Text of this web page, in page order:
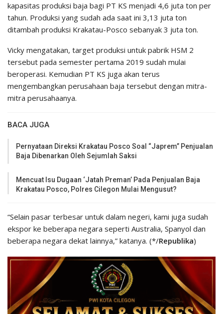
kapasitas produksi baja bagi PT KS menjadi 4,6 juta ton per
tahun. Produksi yang sudah ada saat ini 3,13 juta ton
ditambah produksi Krakatau-Posco sebanyak 3 juta ton.
Vicky mengatakan, target produksi untuk pabrik HSM 2
tersebut pada semester pertama 2019 sudah mulai
beroperasi. Kemudian PT KS juga akan terus
mengembangkan perusahaan baja tersebut dengan mitra-
mitra perusahaanya.
BACA JUGA
Pernyataan Direksi Krakatau Posco Soal “Japrem” Penjualan
Baja Dibenarkan Oleh Sejumlah Saksi
Mencuat Isu Dugaan ‘Jatah Preman’ Pada Penjualan Baja
Krakatau Posco, Polres Cilegon Mulai Mengusut?
“Selain pasar terbesar untuk dalam negeri, kami juga sudah
ekspor ke beberapa negara seperti Australia, Spanyol dan
beberapa negara dekat lainnya,” katanya. (*/Republika)